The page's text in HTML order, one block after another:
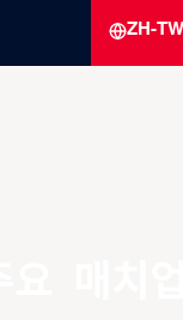
ZH-TW